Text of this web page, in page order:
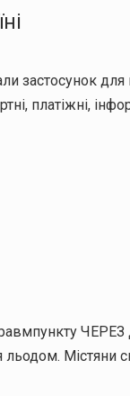
для
платіжні,
Містяни